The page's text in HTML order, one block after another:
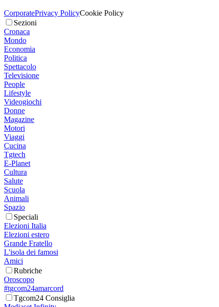
CorporatePrivacy PolicyCookie Policy
Sezioni
Cronaca
Mondo
Economia
Politica
Spettacolo
Televisione
People
Lifestyle
Videogiochi
Donne
Magazine
Motori
Viaggi
Cucina
Tgtech
E-Planet
Cultura
Salute
Scuola
Animali
Spazio
Speciali
Elezioni Italia
Elezioni estero
Grande Fratello
L'isola dei famosi
Amici
Rubriche
Oroscopo
#tgcom24amarcord
Tgcom24 Consiglia